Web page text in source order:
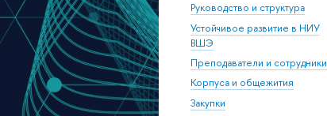
Руководство и структура
Устойчивое развитие в НИУ
ВШЭ
Преподаватели и сотрудники
Корпуса и общежития
Закупки